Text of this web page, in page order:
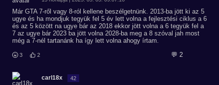
Már GTA 7-ről vagy 8-ról kellene beszélgetnünk. 2013-ba jött ki az 5
ugye és ha mondjuk tegyük fel 5 év lett volna a fejlesztési ciklus a 6
és az 5 között na ugye bár az 2018 ekkor jött volna a 6 tegyük fel a
7 az ugye bár 2023 ba jött volna 2028-ba meg a 8 szóval jah most
még a 7-nél tartanánk ha így lett volna ahogy írtam.
2
3 💬 2
carl18x 42